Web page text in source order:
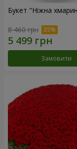
Букет "Ніжна
8 460 грн
Замовити